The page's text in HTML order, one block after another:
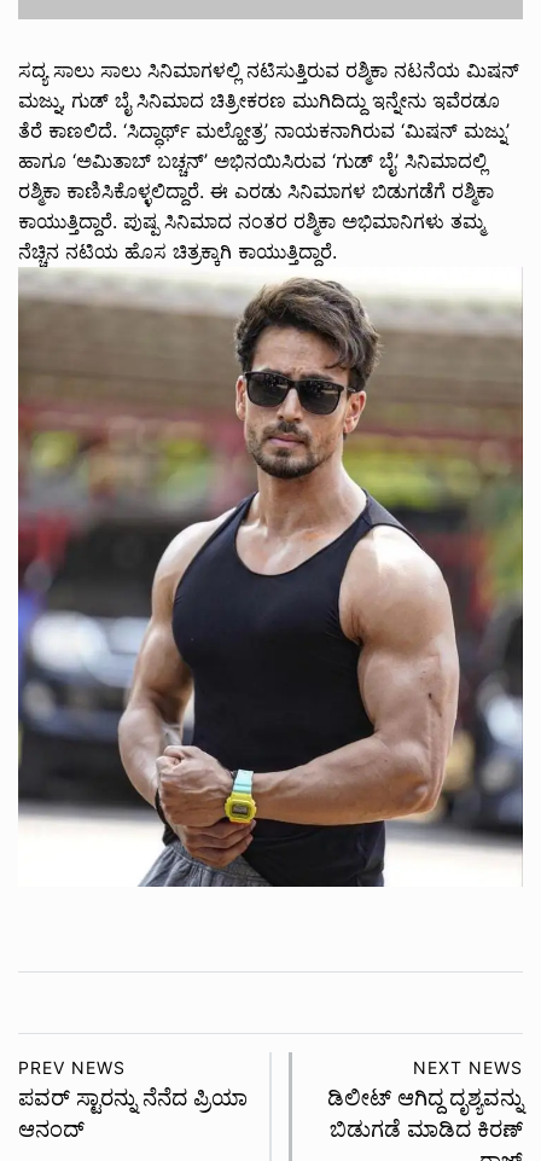
PREV NEWS
ಪವರ್ ಸ್ಟಾರನ್ನು ನೆನೆದ ಪ್ರಿಯಾ
ಆನಂದ್
NEXT NEWS
ಡಿಲೀಟ್ ಆಗಿದ್ದ ದೃಶ್ಯವನ್ನು
ಬಿಡುಗಡೆ ಮಾಡಿದ ಕಿರಣ್
ರಾಜ್
Recent Posts
ದಳಪತಿ ವಿಜಯ್‌ ಕೊನೆಯ ಸಿನಿಮಾ ‘ಜನನಾಯಕನ್’ – ಪೊಂಗಲ್ 2026
ರಿಲೀಸ್!
ಹೆಜ್ಜೆ ಇಟ್ಟ ಮಂಗಳೂರು ಸುಂದರಿ.
August 26, 2023
ಮತ್ತೆ ಒಂದಾದ ’ಬಡವ ರಾಸ್ಕಲ್’ ತಂಡ.. ಡಾಲಿ ಧನಂಜಯ್ ಹುಟ್ಟುಹಬ್ಬಕ್ಕೆ